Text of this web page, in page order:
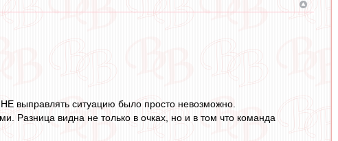
выправлять ситуацию было просто невозможно.
Разница видна не только в очках, но и в том что команда